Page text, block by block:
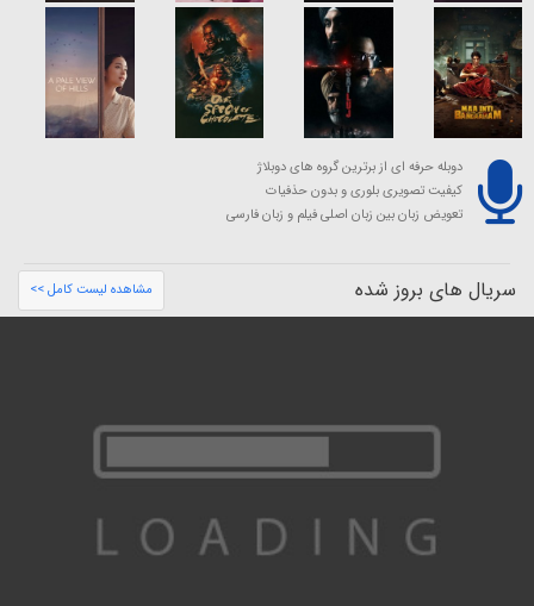
دوبله حرفه ای از برترین گروه های دوبلاژ
کیفیت تصویری بلوری و بدون حذفیات
تعویض زبان بین زبان اصلی فیلم و زبان فارسی
سریال های بروز شده مشاهده لیست کامل >>